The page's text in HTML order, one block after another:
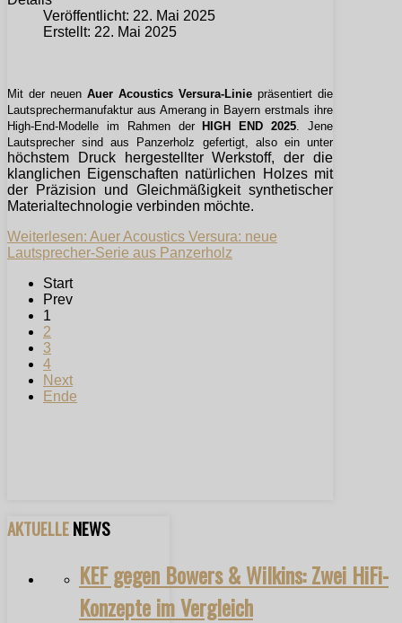
Veröffentlicht: 22. Mai 2025
Erstellt: 22. Mai 2025
Mit der neuen Auer Acoustics Versura-Liniepräsentiert die
Lautsprechermanufaktur aus Amerang in Bayern erstmals ihre
High-End-Modelle im Rahmen derHIGH END 2025 . Jene
Lautsprecher sind aus Panzerholz gefertigt, also ein unter
höchstem Druck hergestellter Werkstoff, der die
klanglichen Eigenschaften natürlichen Holzes mit
der Präzision und Gleichmäßigkeit synthetischer
Materialtechnologie verbinden möchte.
Weiterlesen: Auer Acoustics Versura: neue
Lautsprecher-Serie aus Panzerholz
Start
Prev
1
2
3
4
Next
Ende
AKTUELLENEWS
KEF gegen Bowers & Wilkins: Zwei HiFi-
Konzepte im Vergleich